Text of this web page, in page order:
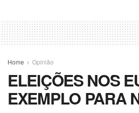
Home Opinião
ELEIÇÕES NOS
EXEMPLO PARA